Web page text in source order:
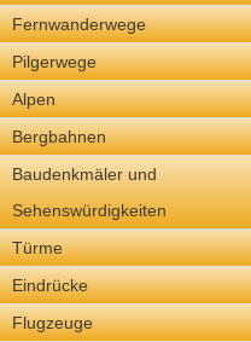
Fernwanderwege
Pilgerwege
Alpen
Bergbahnen
Baudenkmäler und
Sehenswürdigkeiten
Türme
Eindrücke
Flugzeuge